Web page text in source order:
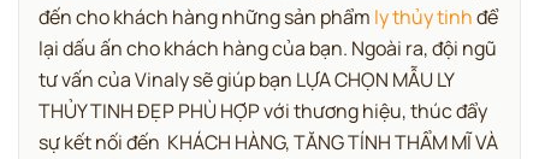
đến cho khách hàng những sản phẩm ly thủy tinhđể
lại dấu ấn cho khách hàng của bạn. Ngoài ra, đội ngũ
tư vấn của Vinaly sẽ giúp bạn LỰA CHỌN MẪU LY
THỦY TINH ĐẸP PHÙ HỢP với thương hiệu, thúc đẩy
sự kết nối đến KHÁCH HÀNG, TĂNG TÍNH THẨM MĨ VÀ